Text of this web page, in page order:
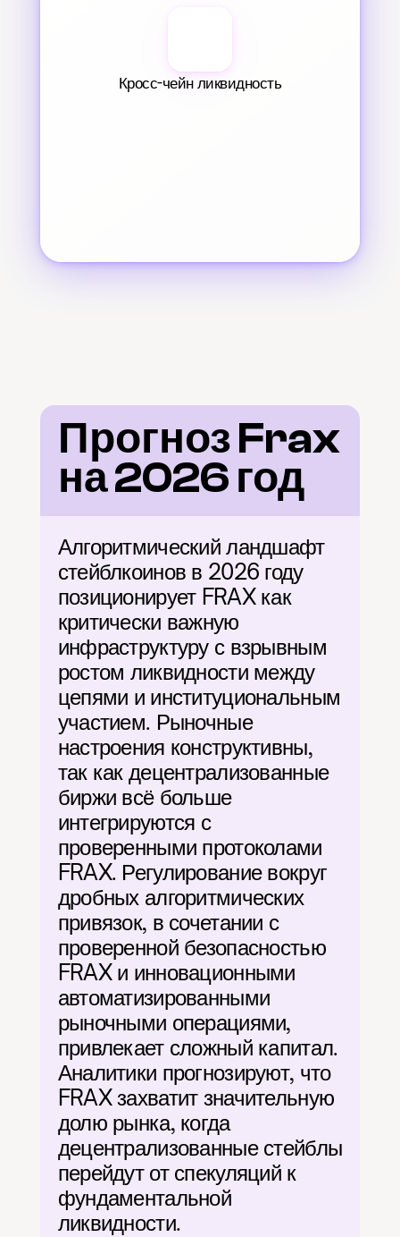
Кросс-чейн ликвидность
Прогноз Frax
на 2026 год
Алгоритмический ландшафт
стейблкоинов в 2026 году
позиционирует FRAX как
критически важную
инфраструктуру с взрывным
ростом ликвидности между
цепями и институциональным
участием. Рыночные
настроения конструктивны,
так как децентрализованные
биржи всё больше
интегрируются с
проверенными протоколами
FRAX. Регулирование вокруг
дробных алгоритмических
привязок, в сочетании с
проверенной безопасностью
FRAX и инновационными
автоматизированными
рыночными операциями,
привлекает сложный капитал.
Аналитики прогнозируют, что
FRAX захватит значительную
долю рынка, когда
децентрализованные стейблы
перейдут от спекуляций к
фундаментальной
ликвидности.